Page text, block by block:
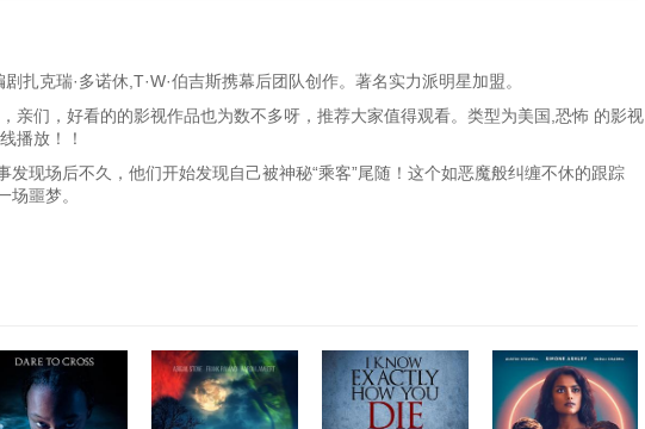
扎克瑞·多诺休,T·W·伯吉斯携幕后团队创作。著名实力派明星加盟。
亲们，好看的的影视作品也为数不多呀，推荐大家值得观看。类型为美国,恐怖 的影视
播放！！
现场后不久，他们开始发现自己被神秘“乘客”尾随！这个如恶魔般纠缠不休的跟踪
噩梦。